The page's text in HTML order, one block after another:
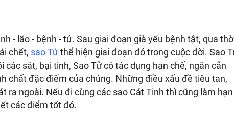
- lão - bệnh - tử. Sau giai đoạn già yếu bệnh tật, qua
chết, sao Tửthể hiện giai đoạn đó trong cuộc đời. Sao
các sát, bại tinh, Sao Tử có tác dụng hạn chế, ngăn cản
chất đặc điểm của chúng. Những điều xấu đề tiêu tan,
ra ngoài. Nếu đi cùng các sao Cát Tinh thì cũng làm hạn
các điểm tốt đó.